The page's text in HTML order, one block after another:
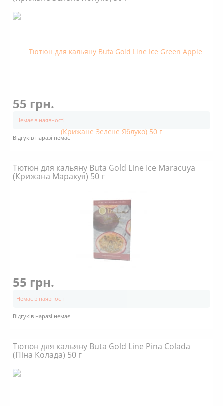
55 грн.
Немає в наявності
Відгуків наразі немає
Тютюн для кальяну Buta Gold Line Ice Maracuya
(Крижана Маракуя) 50 г
55 грн.
Немає в наявності
Відгуків наразі немає
Тютюн для кальяну Buta Gold Line Pina Colada
(Піна Колада) 50 г